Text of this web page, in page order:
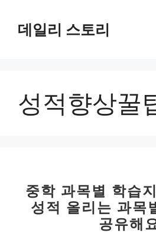
데일리 스토리
성적향상꿀
중학 과목별 학습
성적 올리는 과목
공유해